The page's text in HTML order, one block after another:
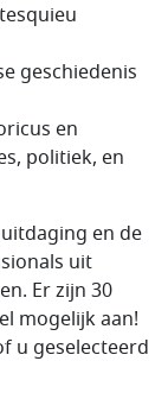
geschiedenis
en
politiek, en
en de
uit
Er zijn 30
mogelijk aan!
u geselecteerd